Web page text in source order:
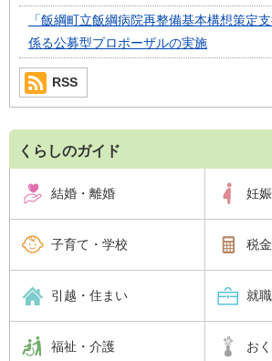
「飯綱町立飯綱病院再整備基本構想策定
係る公募型プロポーザルの実施
RSS
くらしのガイド
結婚・離婚 妊
子育て・学校 税
引越・住まい 就
福祉・介護 お